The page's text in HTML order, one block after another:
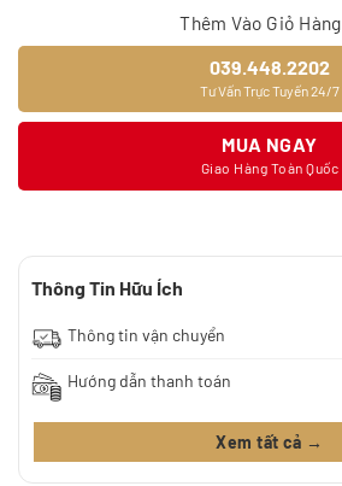
Thêm Vào Giỏ Hàng
039.448.2202
Tư Vấn Trực Tuyến 24/7
MUA NGAY
Giao Hàng Toàn Quốc
Thông Tin Hữu Ích
Thông tin vận chuyển
Hướng dẫn thanh toán
Xem tất cả →